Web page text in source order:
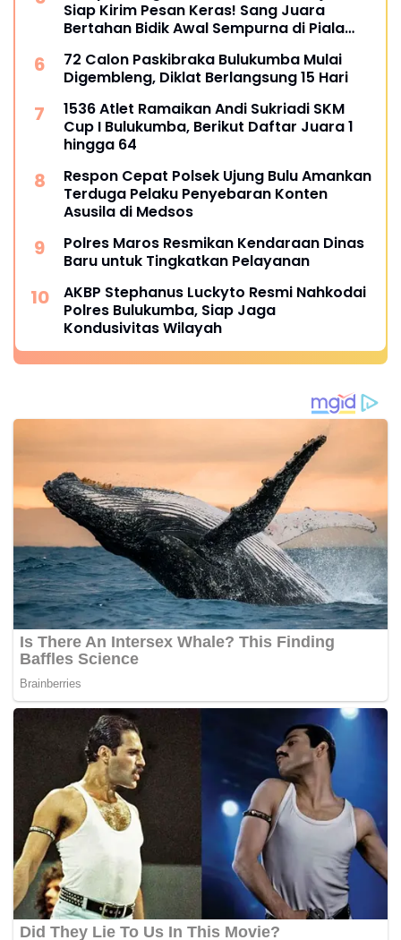
Siap Kirim Pesan Keras! Sang Juara
Bertahan Bidik Awal Sempurna di Piala
72 Calon Paskibraka Bulukumba Mulai
Digembleng, Diklat Berlangsung 15 Hari
1536 Atlet Ramaikan Andi Sukriadi SKM
Cup I Bulukumba, Berikut Daftar Juara 1
hingga 64
Respon Cepat Polsek Ujung Bulu Amankan
Terduga Pelaku Penyebaran Konten
Asusila di Medsos
Polres Maros Resmikan Kendaraan Dinas
Baru untuk Tingkatkan Pelayanan
AKBP Stephanus Luckyto Resmi Nahkodai
Polres Bulukumba, Siap Jaga
Kondusivitas Wilayah